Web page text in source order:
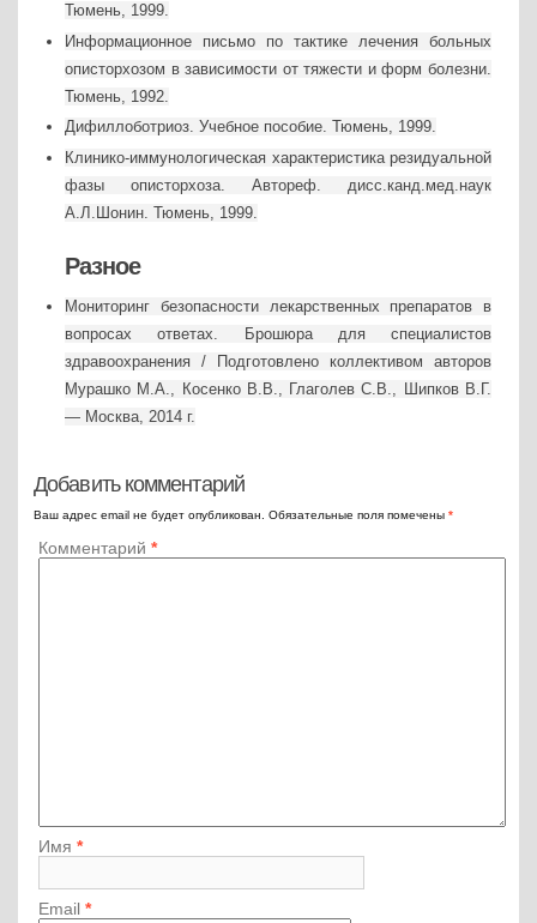
Тюмень, 1999.
Информационное письмо по тактике лечения больных
описторхозом в зависимости от тяжести и форм болезни.
Тюмень, 1992.
Дифиллоботриоз. Учебное пособие. Тюмень, 1999.
Клинико-иммунологическая характеристика резидуальной
фазы описторхоза. Автореф. дисс.канд.мед.наук
А.Л.Шонин. Тюмень, 1999.
Разное
Мониторинг безопасности лекарственных препаратов в
вопросах ответах. Брошюра для специалистов
здравоохранения / Подготовлено коллективом авторов
Мурашко М.А., Косенко В.В., Глаголев С.В., Шипков В.Г.
— Москва, 2014 г.
Добавить комментарий
Ваш адрес email не будет опубликован. Обязательные поля помечены *
Комментарий *
Имя *
Email *